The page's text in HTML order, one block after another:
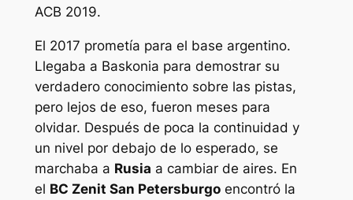
ACB 2019.
El 2017 prometía para el base argentino.
Llegaba a Baskonia para demostrar su
verdadero conocimiento sobre las pistas,
pero lejos de eso, fueron meses para
olvidar. Después de poca la continuidad y
un nivel por debajo de lo esperado, se
marchaba a Rusia a cambiar de aires. En
el BC Zenit San Petersburgoencontró la